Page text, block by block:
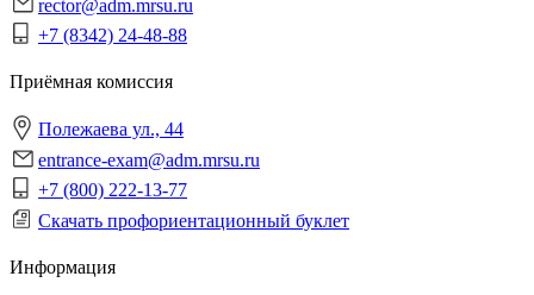
rector@adm.mrsu.ru
+7 (8342) 24-48-88
Приёмная комиссия
Полежаева ул., 44
entrance-exam@adm.mrsu.ru
+7 (800) 222-13-77
Скачать профориентационный буклет
Информация